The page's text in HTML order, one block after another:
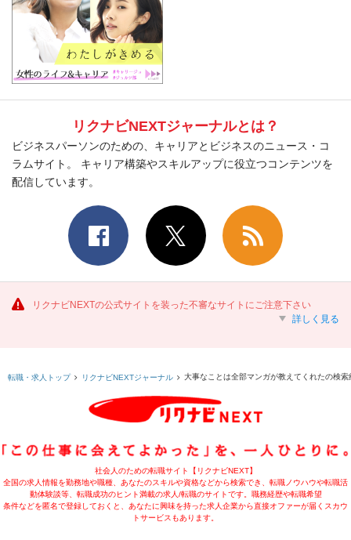
リクナビNEXTジャーナルとは？
ビジネスパーソンのための、キャリアとビジネスのニュース・コ
ラムサイト。 キャリア構築やスキルアップに役立つコンテンツを
配信しています。
リクナビNEXTの公式サイトを装った不審なサイトにご注意下さい
詳しく見る
転職・求人トップ リクナビNEXTジャーナル 大事なことは全部マンガが教えてくれたの検索
社会人のための転職サイト【リクナビNEXT】
全国の求人情報を勤務地や職種、あなたのスキルや資格などから検索でき、転職ノウハウや転職活
動体験談等、転職成功のヒント満載の求人/転職のサイトです。職務経歴や転職希望
条件などを匿名で登録しておくと、あなたに興味を持った求人企業から直接オファーが届くスカウ
トサービスもあります。